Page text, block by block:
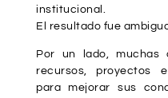
institucional.
El resultado fue
Por un lado, muchas
recursos, proyectos
para mejorar sus